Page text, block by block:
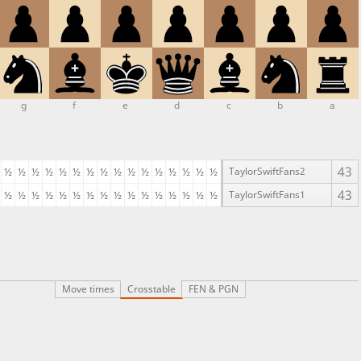
a
b
c
d
e
f
g
½ ½ ½ ½ ½ ½ ½ ½ ½ ½ ½ ½ ½ ½ ½ ½ TaylorSwiftFans2 43
½ ½ ½ ½ ½ ½ ½ ½ ½ ½ ½ ½ ½ ½ ½ ½ TaylorSwiftFans1 43
Move times Crosstable FEN & PGN